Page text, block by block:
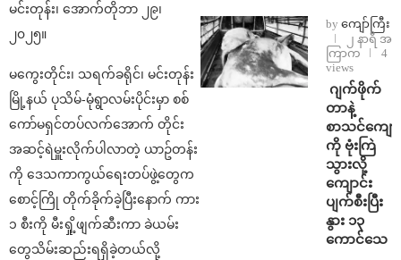
မင်းတုန်း၊ အောက်တိုဘာ ၂၉၊
၂၀၂၅။
မကွေးတိုင်း၊ သရက်ခရိုင်၊ မင်းတုန်း
မြို့နယ် ပုသိမ်-မုံရွာလမ်းပိုင်းမှာ စစ်
ကော်မရှင်တပ်လက်အောက် တိုင်း
အဆင့်ရဲမှူးလိုက်ပါလာတဲ့ ယာဥ်တန်း
ကို ဒေသကာကွယ်ရေးတပ်ဖွဲ့တွေက
စောင့်ကြို တိုက်ခိုက်ခဲ့ပြီးနောက် ကား
၁ စီးကို မီးရှို့ဖျက်ဆီးကာ ခဲယမ်း
တွေသိမ်းဆည်းရရှိခဲ့တယ်လို့
by ကျော်ကြီး
၂ နာရီ အ
ကြာက
4
views
⁨⁩ ⁨ဂျက်ဖိုက်
တာနဲ့
စာသင်ကျော
ကို ဗုံးကြဲ
သွားလို့
ကျောင်း
ပျက်စီးပြီး
နွား ၁၃
ကောင်သေ